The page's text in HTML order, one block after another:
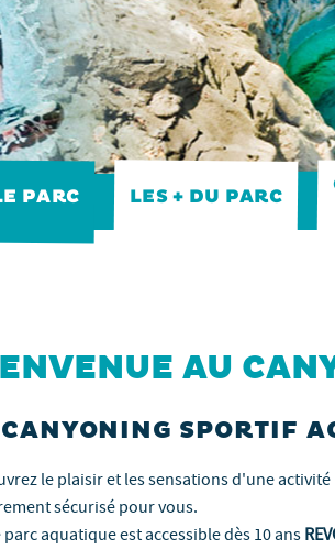
PARC LES + DU PARC
AU
SPORTIF
le plaisir et les sensations d'une
sécurisé pour vous.
parc aquatique est accessible dès 10 ans